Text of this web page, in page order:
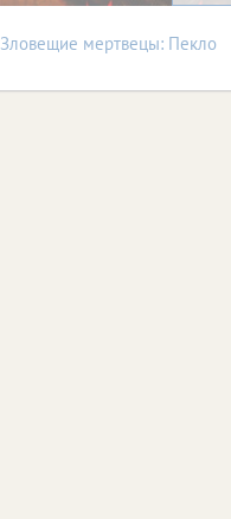
Зловещие мертвецы: Пекло